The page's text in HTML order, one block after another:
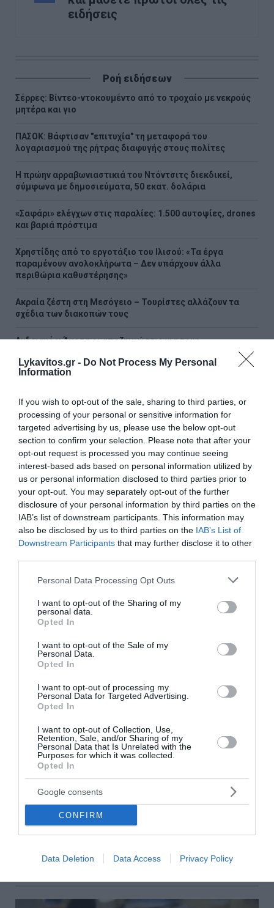
Lykavitos.gr - Do Not Process My Personal
Information
If you wish to opt-out of the sale, sharing to third parties, or
processing of your personal or sensitive information for
targeted advertising by us, please use the below opt-out
section to confirm your selection. Please note that after your
opt-out request is processed you may continue seeing
interest-based ads based on personal information utilized by
us or personal information disclosed to third parties prior to
your opt-out. You may separately opt-out of the further
disclosure of your personal information by third parties on the
IAB’s list of downstream participants. This information may
also be disclosed by us to third parties on the IAB’s List of
Downstream Participants that may further disclose it to other
Please note that this website/app uses one or more Google
not limited to your visit or usage behaviour. You may click to
grant or deny consent to Google and its third-party tags to
use your data for below specified purposes in below Google
consent section.
Personal Data Processing Opt Outs
I want to opt-out of the Sharing of my
personal data.
Opted In
I want to opt-out of the Sale of my
Personal Data.
Opted In
I want to opt-out of processing my
Personal Data for Targeted Advertising.
Opted In
I want to opt-out of Collection, Use,
Retention, Sale, and/or Sharing of my
Personal Data that Is Unrelated with the
Purposes for which it was collected.
Opted In
Google consents
CONFIRM
Data Deletion Data Access Privacy Policy
ειδήσεις
Ροή ειδήσεων
Σέρρες: Βίντεο-ντοκουμέντο από το τροχαίο με νεκρούς
μητέρα και γιο
ΠΑΣΟΚ: Βάφτισαν "επιτυχία" τη μεταφορά του
λογαριασμού της ρήτρας διαφυγής στους πολίτες
Η πρώην αρραβωνιαστικιά του Ντόντσιτς διεκδικεί,
σύμφωνα με δημοσιεύματα, 50 εκατ. δολάρια
«Σαφάρι» ελέγχων στις παραλίες: 1.500 αυτοψίες, drones
και βαριά πρόστιμα
Χρηστίδης από το εργοτάξιο του Ιλισού: «Τα έργα
παραμένουν ανολοκλήρωτα – Δεν υπάρχουν άλλα
περιθώρια καθυστέρησης»
Ακραία ζέστη στη Μεσόγειο – Τουρίστες αλλάζουν τα
σχέδια των διακοπών τους
Ανδριανός: Άμεσα οι αποζημιώσεις για τους
Μανιάτης: 140 παρεμβάσεις, 850 τροπολογίες και
Ευρωκοινοβούλιο
Ο δρόμος προς το 2027 και η κρίση αξιοπιστίας της
αντιπολίτευσης
Τάκης Θεοδωρικάκος: «Συμβάλλουμε στην εθνική
ασφάλεια της πατρίδας μας με νέο αναπτυξιακό
καθεστώς για την Άμυνα»
ΟΛΕΣ ΟΙ ΕΙΔΗΣΕΙΣ →
διαβάστε ακόμη
Γιατί τα «ήρεμα νερά» με την Τουρκία
αποτελούν το ισχυρότερο γεωπολιτικό όπλο
της Ελλάδας
Πώς η Ελλάδα ενισχύει τη γεωπολιτική της θέση,
προσελκύει επενδύσεις, αναβαθμίζει την αποτρεπτική
διαμορφώσει νέες ισορροπίε...